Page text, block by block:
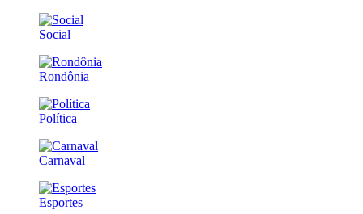
Social
Rondônia
Política
Carnaval
Esportes